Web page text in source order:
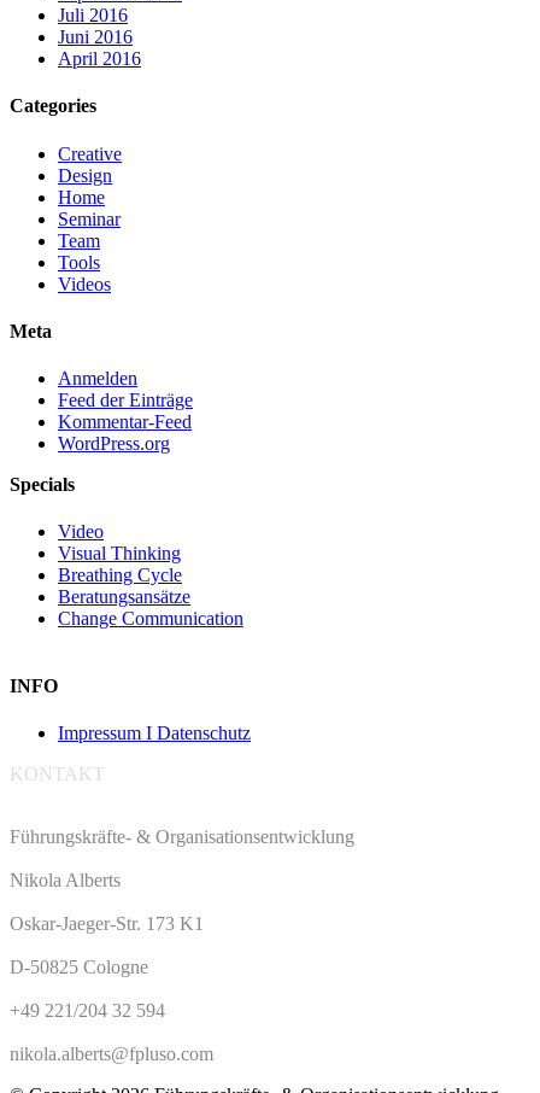
Juli 2016
Juni 2016
April 2016
Categories
Creative
Design
Home
Seminar
Team
Tools
Videos
Meta
Anmelden
Feed der Einträge
Kommentar-Feed
WordPress.org
Specials
Video
Visual Thinking
Breathing Cycle
Beratungsansätze
Change Communication
INFO
Impressum I Datenschutz
KONTAKT
Führungskräfte- & Organisationsentwicklung
Nikola Alberts
Oskar-Jaeger-Str. 173 K1
D-50825 Cologne
+49 221/204 32 594
nikola.alberts@fpluso.com